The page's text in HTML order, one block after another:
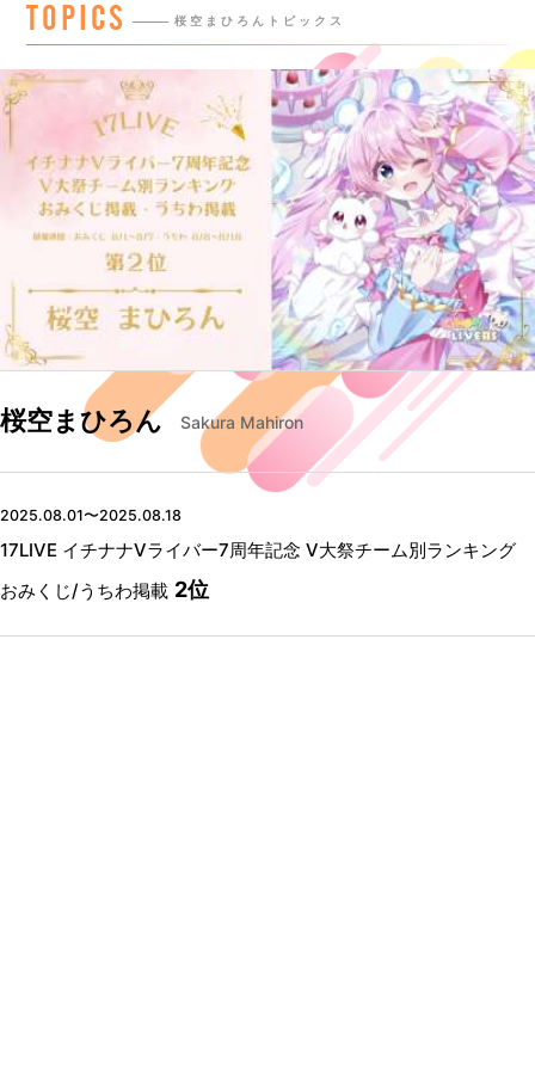
TOPICS 桜空まひろんトピックス
桜空まひろん Sakura Mahiron
2025.08.01〜2025.08.18
17LIVE イチナナVライバー7周年記念 V大祭チーム別ランキング
おみくじ/うちわ掲載 2位